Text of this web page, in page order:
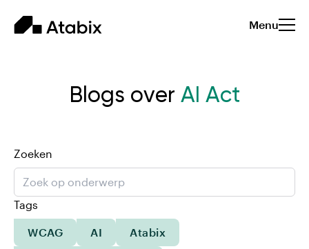
Menu
Blogs over AI Act
Zoeken
Tags
WCAG AI Atabix